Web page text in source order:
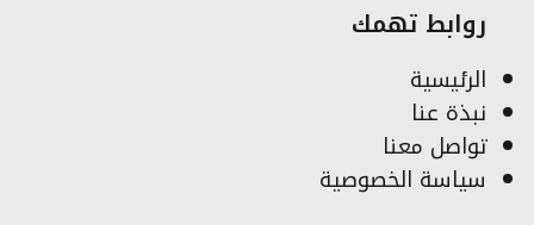
روابط تهمك
الرئيسية
نبذة عنا
تواصل معنا
سياسة الخصوصية